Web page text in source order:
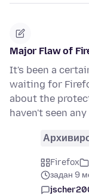
Major Flaw of
It's been a
waiting for
about the
haven't seen
Firefox
задан 9